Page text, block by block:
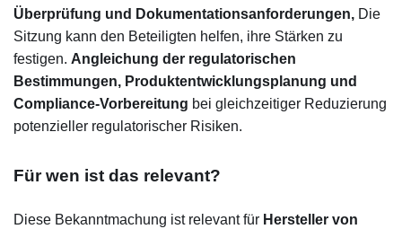
Überprüfung und Dokumentationsanforderungen, Die
Sitzung kann den Beteiligten helfen, ihre Stärken zu
festigen. Angleichung der regulatorischen
Bestimmungen, Produktentwicklungsplanung und
Compliance-Vorbereitung bei gleichzeitiger Reduzierung
potenzieller regulatorischer Risiken.
Für wen ist das relevant?
Diese Bekanntmachung ist relevant für Hersteller von